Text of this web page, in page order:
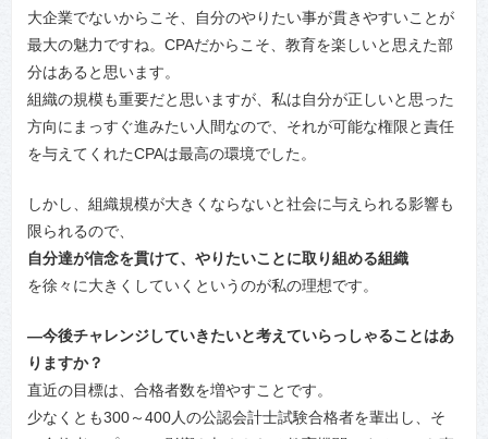
大企業でないからこそ、自分のやりたい事が貫きやすいことが
最大の魅力ですね。CPAだからこそ、教育を楽しいと思えた部
分はあると思います。
組織の規模も重要だと思いますが、私は自分が正しいと思った
方向にまっすぐ進みたい人間なので、それが可能な権限と責任
を与えてくれたCPAは最高の環境でした。
しかし、組織規模が大きくならないと社会に与えられる影響も
限られるので、
自分達が信念を貫けて、やりたいことに取り組める組織
を徐々に大きくしていくというのが私の理想です。
―今後チャレンジしていきたいと考えていらっしゃることはあ
りますか？
直近の目標は、合格者数を増やすことです。
少なくとも300～400人の公認会計士試験合格者を輩出し、そ